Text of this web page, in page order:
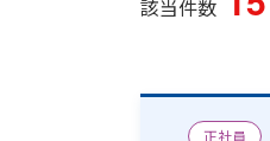
該当件数
正社員